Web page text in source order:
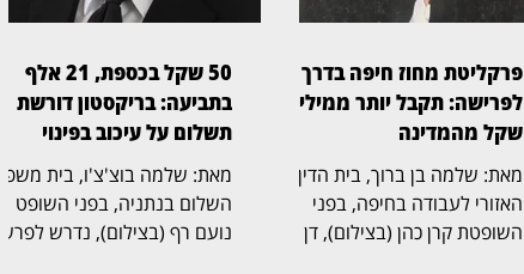
פרקליטת מחוז חיפה בדרך
לפרישה: תקבל יותר ממיליון
שקל מהמדינה
מאת: שלמה בן ברוך, בית הדין
האזורי לעבודה בחיפה, בפני
השופטת קרן כהן (בצילום), דן
50 שקל בכספת, 21 אלף
בתביעה: בריקסטון דורשת
תשלום על עיכוב בפינוי
מאת: שלמה בוצ'צ'ו, בית משפט
השלום בנתניה, בפני השופט
נועם רף (בצילום), נדרש לפרשה